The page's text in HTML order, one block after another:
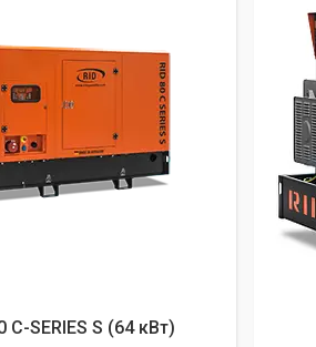
C-SERIES S (64 кВт)